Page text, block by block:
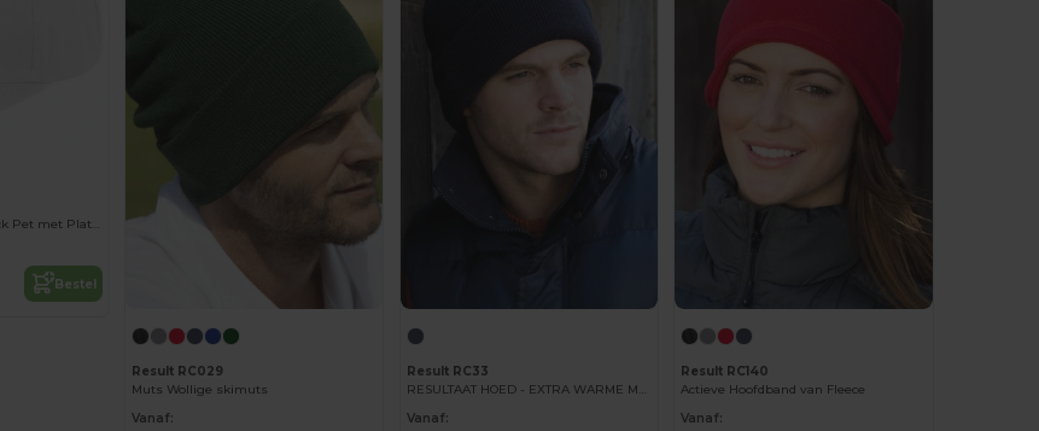
Bronx Original Snapback Pet met Platte Klep
Bestel
Result RC029
Muts Wollige skimuts
Vanaf:
Result RC33
RESULTAAT HOED - EXTRA WARME MUTS
Vanaf:
Result RC140
Actieve Hoofdband van Fleece
Vanaf: